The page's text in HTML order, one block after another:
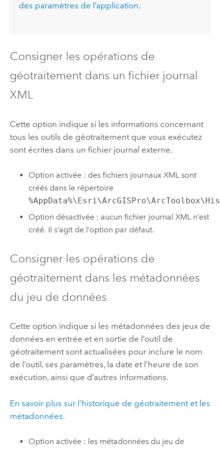
des paramètres de l’application.
Consigner les opérations de
géotraitement dans un fichier journal
XML
Cette option indique si les informations concernant
tous les outils de géotraitement que vous exécutez
sont écrites dans un fichier journal externe.
Option activée : des fichiers journaux XML sont
créés dans le répertoire
Option désactivée : aucun fichier journal XML n’est
créé. Il s’agit de l’option par défaut.
Consigner les opérations de
géotraitement dans les métadonnées
du jeu de données
Cette option indique si les métadonnées des jeux de
données en entrée et en sortie de l’outil de
géotraitement sont actualisées pour inclure le nom
de l’outil, ses paramètres, la date et l’heure de son
exécution, ainsi que d’autres informations.
En savoir plus sur l’historique de géotraitement et les
métadonnées.
Option activée : les métadonnées du jeu de